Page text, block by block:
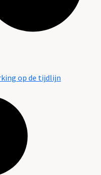
op de tijdlijn